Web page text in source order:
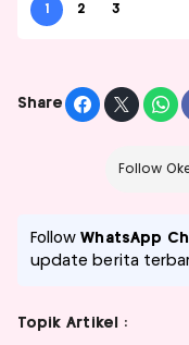
1 2 3
Share
Follow
FollowWhatsApp
update berita
Topik Artikel :